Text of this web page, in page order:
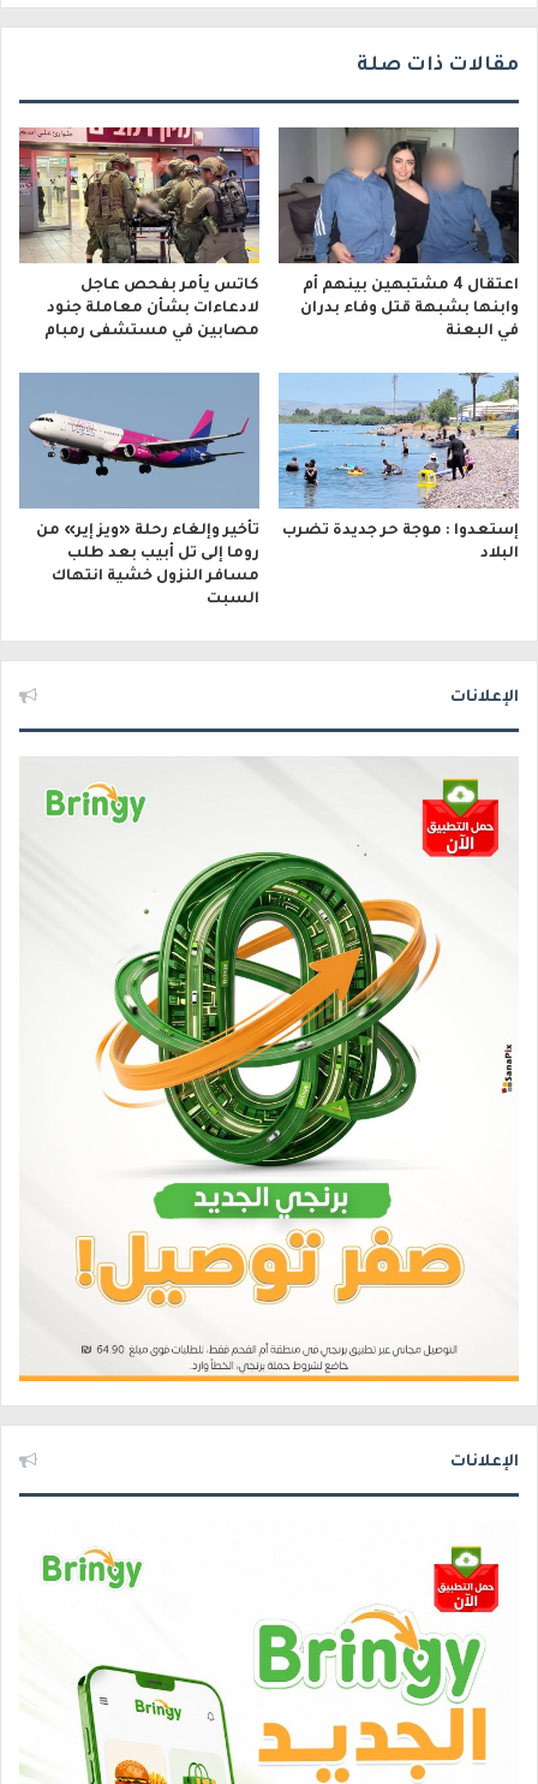
مقالات ذات صلة
اعتقال 4 مشتبهين بينهم أم
وابنها بشبهة قتل وفاء بدران
في البعنة
كاتس يأمر بفحص عاجل
لادعاءات بشأن معاملة جنود
مصابين في مستشفى رمبام
إستعدوا : موجة حر جديدة تضرب
البلاد
تأخير وإلغاء رحلة «ويز إير» من
روما إلى تل أبيب بعد طلب
مسافر النزول خشية انتهاك
السبت
الإعلانات
الإعلانات